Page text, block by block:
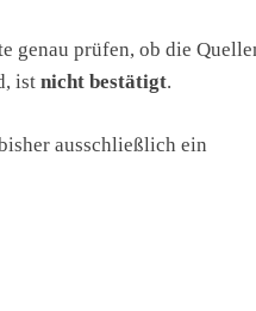
genau prüfen, ob die
ist nicht bestätigt.
ausschließlich ein